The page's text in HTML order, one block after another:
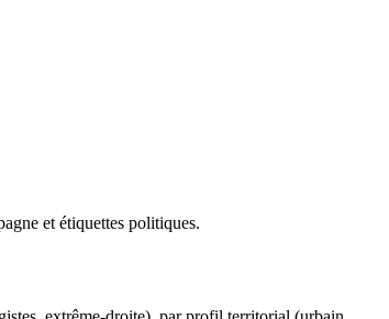
et étiquettes politiques.